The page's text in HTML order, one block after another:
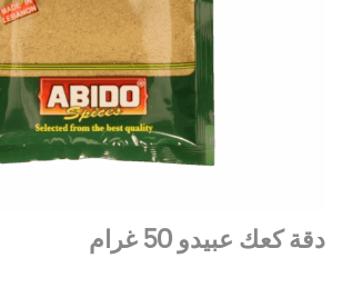
دقة كعك عبيدو 50 غرام